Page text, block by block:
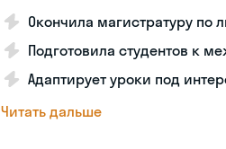
Окончила магистратуру по
Подготовила студентов к
Адаптирует уроки под
Читать дальше